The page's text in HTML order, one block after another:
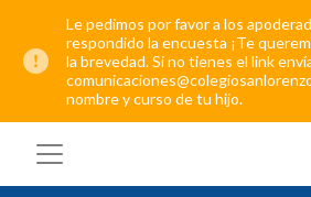
Le pedimos por favor a los
respondido la encuesta ¡Te
la brevedad. Si no tienes el link
nombre y curso de tu hijo.